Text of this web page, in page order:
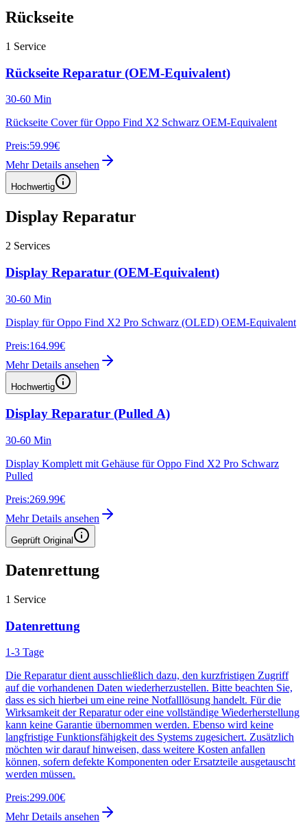
Rückseite
1 Service
Rückseite Reparatur (OEM-Equivalent)
30-60 Min
Rückseite Cover für Oppo Find X2 Schwarz OEM-Equivalent
Preis:59.99€
Mehr Details ansehen
Hochwertig
Display Reparatur
2 Services
Display Reparatur (OEM-Equivalent)
30-60 Min
Display für Oppo Find X2 Pro Schwarz (OLED) OEM-Equivalent
Preis:164.99€
Mehr Details ansehen
Hochwertig
Display Reparatur (Pulled A)
30-60 Min
Display Komplett mit Gehäuse für Oppo Find X2 Pro Schwarz
Pulled
Preis:269.99€
Mehr Details ansehen
Geprüft Original
Datenrettung
1 Service
Datenrettung
1-3 Tage
Die Reparatur dient ausschließlich dazu, den kurzfristigen Zugriff
auf die vorhandenen Daten wiederherzustellen. Bitte beachten Sie,
dass es sich hierbei um eine reine Notfalllösung handelt. Für die
Wirksamkeit der Reparatur oder eine vollständige Wiederherstellung
kann keine Garantie übernommen werden. Ebenso wird keine
langfristige Funktionsfähigkeit des Systems zugesichert. Zusätzlich
möchten wir darauf hinweisen, dass weitere Kosten anfallen
können, sofern defekte Komponenten oder Ersatzteile ausgetauscht
werden müssen.
Preis:299.00€
Mehr Details ansehen